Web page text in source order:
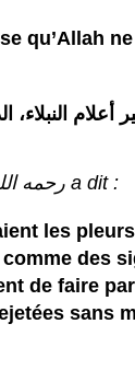
qu’Allah
Ibn Rajab رحمه الله a dit :
les
des
de faire
sans